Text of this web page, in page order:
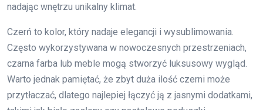
nadając wnętrzu unikalny klimat.
Czerń to kolor, który nadaje elegancji i wysublimowania.
Często wykorzystywana w nowoczesnych przestrzeniach,
czarna farba lub meble mogą stworzyć luksusowy wygląd.
Warto jednak pamiętać, że zbyt duża ilość czerni może
przytłaczać, dlatego najlepiej łączyć ją z jasnymi dodatkami,